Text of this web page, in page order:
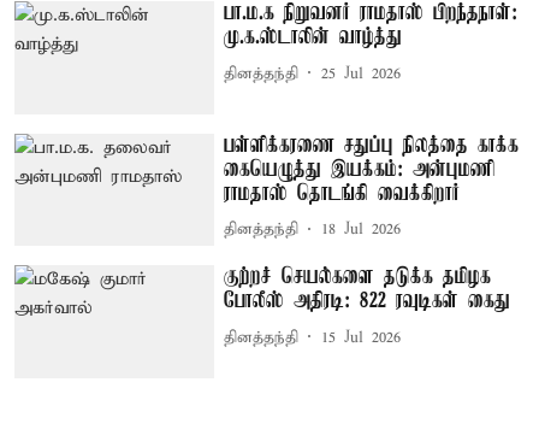
பா.ம.க நிறுவனர் ராமதாஸ் பிறந்தநாள்:
மு.க.ஸ்டாலின் வாழ்த்து
தினத்தந்தி 25 Jul 2026
பள்ளிக்கரணை சதுப்பு நிலத்தை காக்க
கையெழுத்து இயக்கம்: அன்புமணி
ராமதாஸ் தொடங்கி வைக்கிறார்
தினத்தந்தி 18 Jul 2026
குற்றச் செயல்களை தடுக்க தமிழக
போலீஸ் அதிரடி: 822 ரவுடிகள் கைது
தினத்தந்தி 15 Jul 2026